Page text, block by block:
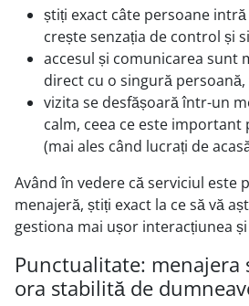
știți exact câte persoane
crește senzația de control și
accesul și comunicarea sunt
direct cu o singură
vizita se desfășoară într-un
calm, ceea ce este
(mai ales când lucrați de
Având în vedere că serviciul este
menajeră, știți exact la ce să vă
gestiona mai ușor interacțiunea și
Punctualitate: menajera
ora stabilită de